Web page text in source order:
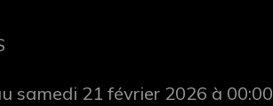
samedi 21 février 2026 à 00:00